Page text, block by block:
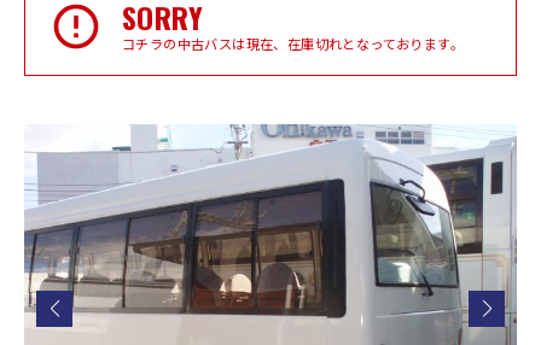
SORRY
コチラの中古バスは現在、在庫切れとなっております。